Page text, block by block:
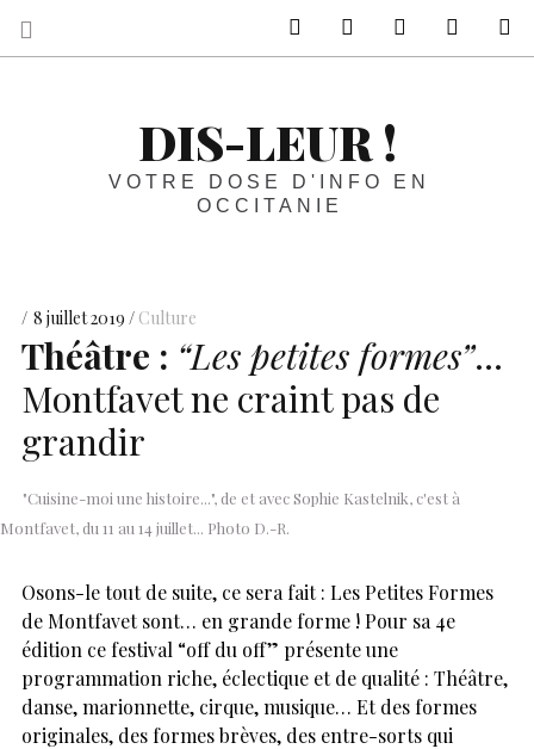
DIS-LEUR !
VOTRE DOSE D'INFO EN
OCCITANIE
8 juillet 2019 Culture
Théâtre : “Les petites formes”…
Montfavet ne craint pas de
grandir
"Cuisine-moi une histoire...", de et avec Sophie Kastelnik, c'est à
Montfavet, du 11 au 14 juillet... Photo D.-R.
Osons-le tout de suite, ce sera fait : Les Petites Formes
de Montfavet sont… en grande forme ! Pour sa 4e
édition ce festival “off du off” présente une
programmation riche, éclectique et de qualité : Théâtre,
danse, marionnette, cirque, musique… Et des formes
originales, des formes brèves, des entre-sorts qui